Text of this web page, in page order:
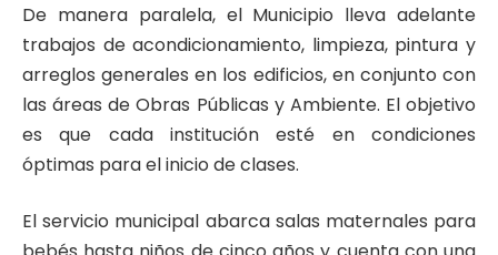
De manera paralela, el Municipio lleva adelante
trabajos de acondicionamiento, limpieza, pintura y
arreglos generales en los edificios, en conjunto con
las áreas de Obras Públicas y Ambiente. El objetivo
es que cada institución esté en condiciones
óptimas para el inicio de clases.
El servicio municipal abarca salas maternales para